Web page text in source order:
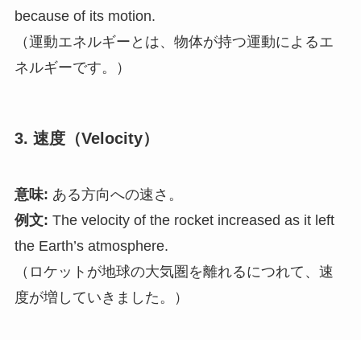
because of its motion.
（運動エネルギーとは、物体が持つ運動によるエ
ネルギーです。）
3. 速度（Velocity）
意味: ある方向への速さ。
例文: The velocity of the rocket increased as it left
the Earth’s atmosphere.
（ロケットが地球の大気圏を離れるにつれて、速
度が増していきました。）